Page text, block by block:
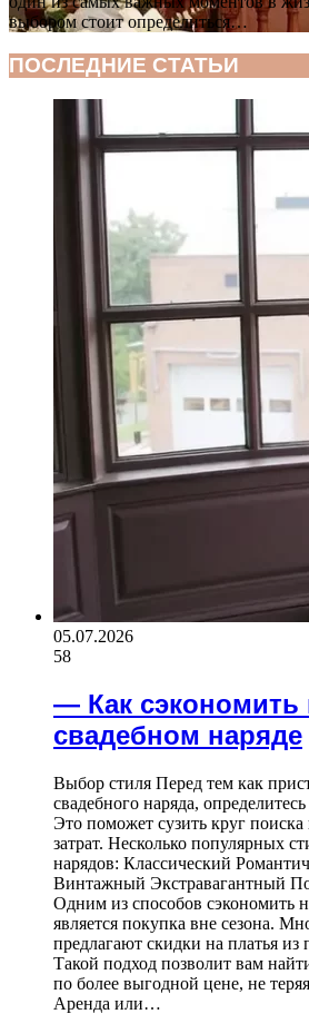
выбором стоит определиться…
ПОСЛЕДНИЕ СТАТЬИ
05.07.2026
58
— Как сэкономить
свадебном наряде
Выбор стиля Перед тем как
свадебного наряда,
Это поможет сузить круг
затрат. Несколько популярных
нарядов: Классический
Винтажный Экстравагантный
Одним из способов сэкономить
является покупка вне сезона.
предлагают скидки на платья
Такой подход позволит вам
по более выгодной цене, не
Аренда или…